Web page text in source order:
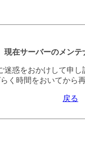
現在サーバーのメンテ
迷惑をおかけして申し
く時間をおいてから
戻る